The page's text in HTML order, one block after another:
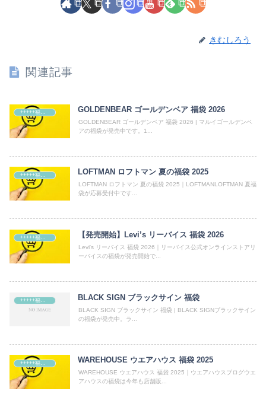
きむしろう
関連記事
GOLDENBEAR ゴールデンベア 福袋 2026
GOLDENBEAR ゴールデンベア 福袋 2026 | マルイゴールデンベ
アの福袋が発売中です。1...
LOFTMAN ロフトマン 夏の福袋 2025
LOFTMAN ロフトマン 夏の福袋 2025｜LOFTMANLOFTMAN 夏福
袋が応募受付中です...
+++++福袋++++++ 【発売開始】Levi’s リーバイス 福袋 2026
Levi's リーバイス 福袋 2026｜リーバイス公式オンラインストアリ
ーバイスの福袋が発売開始で...
BLACK SIGN ブラックサイン 福袋
BLACK SIGN ブラックサイン 福袋 | BLACK SIGNブラックサイン
の福袋が発売中。ラ...
WAREHOUSE ウエアハウス 福袋 2025
WAREHOUSE ウエアハウス 福袋 2025｜ウエアハウスブログウエ
アハウスの福袋は今年も店舗販...